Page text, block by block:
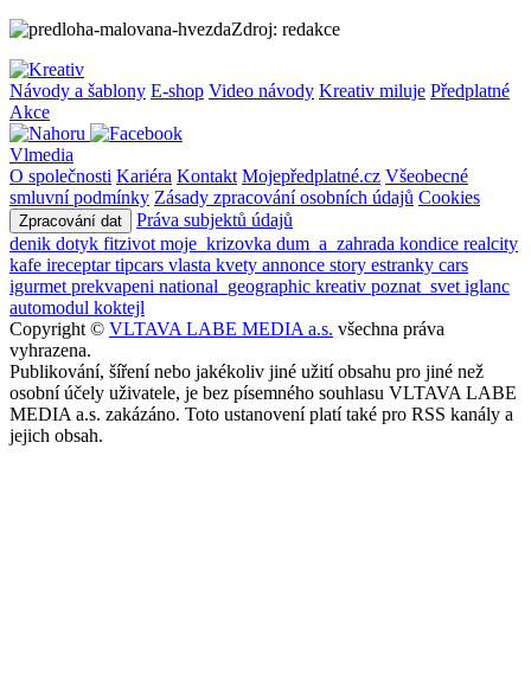
Zdroj: redakce
Návody a šablony E-shop Video návody Kreativ miluje Předplatné
Akce
Vlmedia
O společnosti Kariéra Kontakt Mojepředplatné.cz Všeobecné
smluvní podmínky Zásady zpracování osobních údajů Cookies
Zpracování dat
Práva subjektů údajů
denik dotyk fitzivot moje_krizovka dum_a_zahrada kondice realcity
kafe ireceptartipcars vlasta kvety annonce story estranky cars
igurmet prekvapeni national_geographic kreativ poznat_svet iglanc
automodul koktejl
Copyright © VLTAVA LABE MEDIA a.s. všechna práva
vyhrazena.
Publikování, šíření nebo jakékoliv jiné užití obsahu pro jiné než
osobní účely uživatele, je bez písemného souhlasu VLTAVA LABE
MEDIA a.s. zakázáno. Toto ustanovení platí také pro RSS kanály a
jejich obsah.